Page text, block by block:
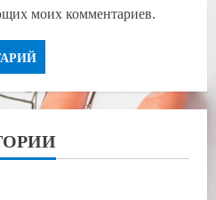
моих комментариев.